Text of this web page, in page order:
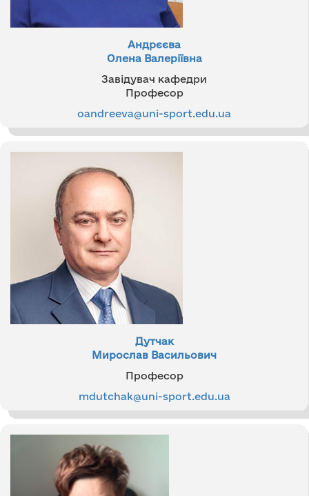
Андрєєва
Олена Валеріївна
Завідувач кафедри
Професор
oandreeva@uni-sport.edu.ua
Дутчак
Мирослав Васильович
Професор
mdutchak@uni-sport.edu.ua